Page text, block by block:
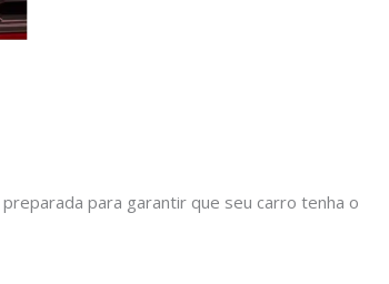
para garantir que seu carro tenha o